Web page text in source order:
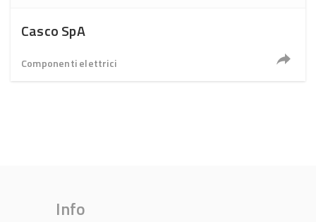
Casco SpA
Componenti elettrici
Info